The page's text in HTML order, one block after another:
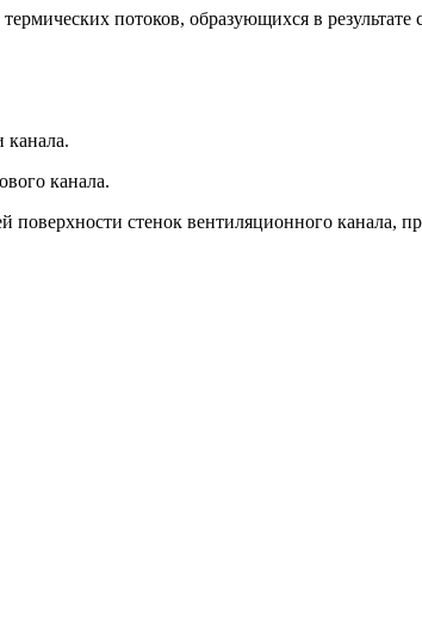
потоков, образующихся в результате
канала.
канала.
поверхности стенок вентиляционного канала,